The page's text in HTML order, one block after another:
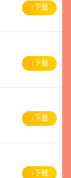
↓下载
↓下载
↓下载
↓下载